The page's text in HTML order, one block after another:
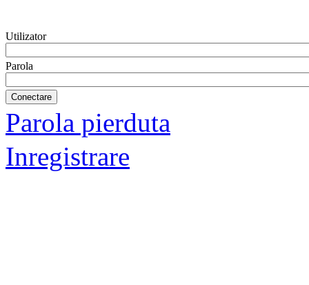
Utilizator
Parola
Parola pierduta
Inregistrare